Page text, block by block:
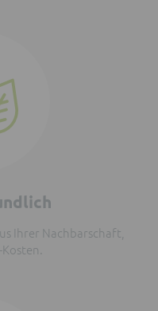
Ihrer Nachbarschaft,
-Kosten.